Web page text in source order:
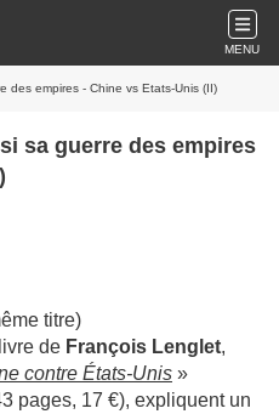
MENU
des empires - Chine vs Etats-Unis (II)
sa guerre des empires
titre)
de François Lenglet,
contre États-Unis »
pages, 17 €), expliquent un